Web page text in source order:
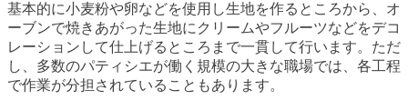
基本的に小麦粉や卵などを使用し生地を作るところから、オ
ーブンで焼きあがった生地にクリームやフルーツなどをデコ
レーションして仕上げるところまで一貫して行います。ただ
し、多数のパティシエが働く規模の大きな職場では、各工程
で作業が分担されていることもあります。